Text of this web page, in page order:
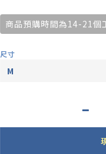
商品預購時間為14-21個
尺寸